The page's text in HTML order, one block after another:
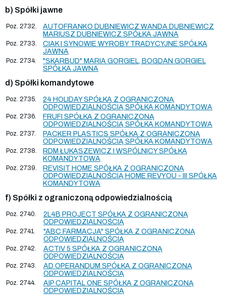
b) Spółki jawne
Poz. 2732.
AUTOFRANKO DUBNIEWICZ WANDA DUBNIEWICZ
MARIUSZ DUBNIEWICZ SPÓŁKA JAWNA
Poz. 2733.
CIAK I SYNOWIE WYROBY TRADYCYJNE SPÓŁKA
JAWNA
Poz. 2734.
"SKARBUD" MARIA GORGIEL, BOGDAN GORGIEL
SPÓŁKA JAWNA
d) Spółki komandytowe
Poz. 2735.
24 HOLIDAY SPÓŁKA Z OGRANICZONĄ
ODPOWIEDZIALNOŚCIĄ SPÓŁKA KOMANDYTOWA
Poz. 2736.
FRUFI SPÓŁKA Z OGRANICZONĄ
ODPOWIEDZIALNOŚCIĄ SPÓŁKA KOMANDYTOWA
Poz. 2737.
PACKER PLASTICS SPÓŁKA Z OGRANICZONĄ
ODPOWIEDZIALNOŚCIĄ SPÓŁKA KOMANDYTOWA
Poz. 2738.
RDM ŁUKASZEWICZ I WSPÓLNICY SPÓŁKA
KOMANDYTOWA
Poz. 2739.
REVISIT HOME SPÓŁKA Z OGRANICZONĄ
ODPOWIEDZIALNOŚCIĄ HOME REVYOU - III SPÓŁKA
KOMANDYTOWA
f) Spółki z ograniczoną odpowiedzialnością
Poz. 2740.
2L4B PROJECT SPÓŁKA Z OGRANICZONĄ
ODPOWIEDZIALNOŚCIĄ
Poz. 2741.
"ABC FARMACJA" SPÓŁKA Z OGRANICZONĄ
ODPOWIEDZIALNOŚCIĄ
Poz. 2742.
ACTIV 5 SPÓŁKA Z OGRANICZONĄ
ODPOWIEDZIALNOŚCIĄ
Poz. 2743.
AD OPERANDUM SPÓŁKA Z OGRANICZONĄ
ODPOWIEDZIALNOŚCIĄ
Poz. 2744.
AIP CAPITAL ONE SPÓŁKA Z OGRANICZONĄ
ODPOWIEDZIALNOŚCIĄ